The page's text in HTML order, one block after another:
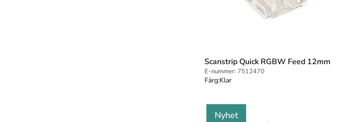
Scanstrip Quick RGBW Feed 12mm
E-nummer: 7512470
Färg:Klar
Nyhet